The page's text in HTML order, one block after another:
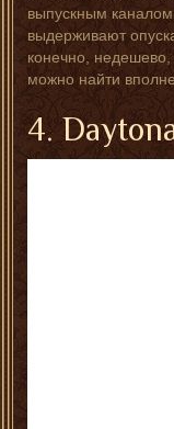
выпускным
выдерживают
конечно,
можно найти
4.